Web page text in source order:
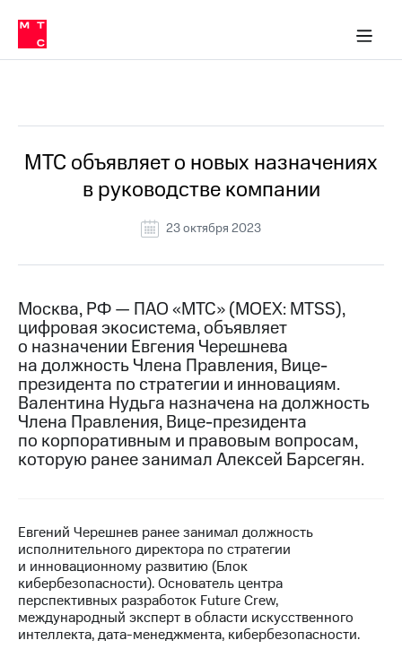
Медиа-центр
и акционерам
Устойчивое развитие
Комплаенс и деловая этика
компании
Карьера
История
компании
Руководство
Контакты
Медиа-центр
Пресс-
релизы
МТС
о технологиях
Финансовая
отчетность
Контакты
Новости
в МТС
Пресс-
релизы
о технологиях
МТС объявляет о новых назначениях
в руководстве компании
23 октября 2023
Москва, РФ — ПАО «МТС» (MOEX: MTSS),
цифровая экосистема, объявляет
о назначении Евгения Черешнева
на должность Члена Правления, Вице-
президента по стратегии и инновациям.
Валентина Нудьга назначена на должность
Члена Правления, Вице-президента
по корпоративным и правовым вопросам,
которую ранее занимал Алексей Барсегян.
Евгений Черешнев ранее занимал должность
исполнительного директора по стратегии
и инновационному развитию (Блок
кибербезопасности). Основатель центра
перспективных разработок Future Crew,
международный эксперт в области искусственного
интеллекта, дата-менеджмента, кибербезопасности.